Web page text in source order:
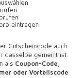
eintragen
Gutscheincode auch
dasselbe gemeint ist.
als Coupon-Code,
oder Vorteilscode